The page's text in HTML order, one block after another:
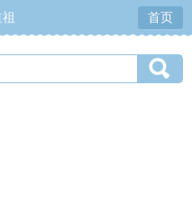
首页